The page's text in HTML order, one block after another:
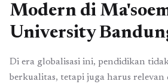
Modern di
University
Di era globalisasi ini, pendidikan
berkualitas, tetapi juga harus relevan